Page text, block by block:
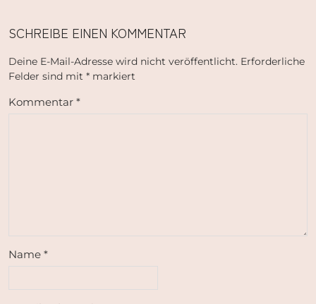
SCHREIBE EINEN KOMMENTAR
Deine E-Mail-Adresse wird nicht veröffentlicht. Erforderliche
Felder sind mit * markiert
Kommentar *
Name *